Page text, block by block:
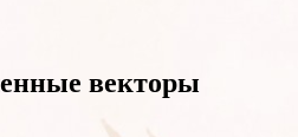
векторы